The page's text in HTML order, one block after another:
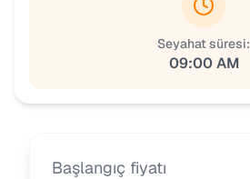
Seyahat süresi:
09:00 AM
Başlangıç fiyatı